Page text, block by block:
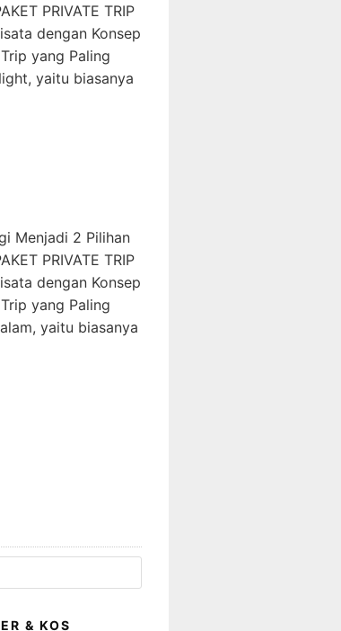
PRIVATE TRIP
dengan Konsep
yang Paling
yaitu biasanya
Menjadi 2 Pilihan
PRIVATE TRIP
dengan Konsep
yang Paling
yaitu biasanya
& KOS